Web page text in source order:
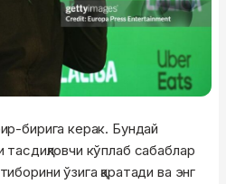
бирига керак. Бундай
тасдиқловчи кўплаб сабаблар
ўзига қаратади ва энг